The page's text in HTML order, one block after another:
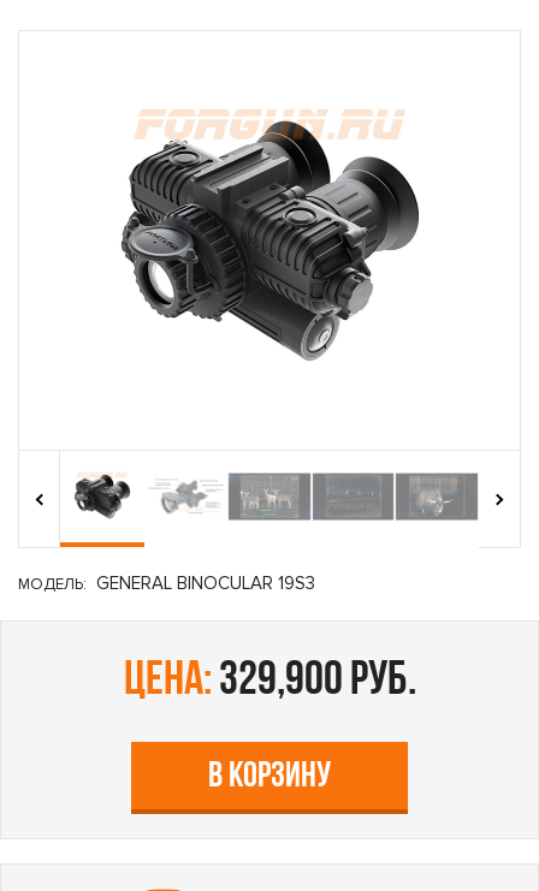
‹
›
МОДЕЛЬ: GENERAL BINOCULAR 19S3
цена: 329,900 руб.
В КОРЗИНУ